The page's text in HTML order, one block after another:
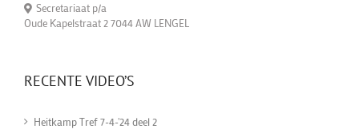
Secretariaat p/a
Oude Kapelstraat 2 7044 AW LENGEL
RECENTE VIDEO’S
Heitkamp Tref 7-4-'24 deel 2